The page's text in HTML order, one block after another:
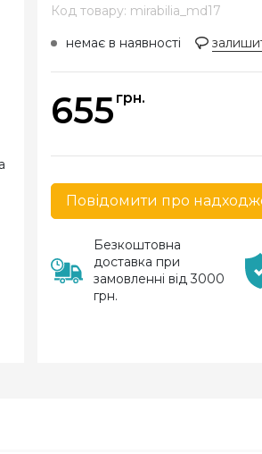
Код товару: mirabilia_md17
немає в наявності
655 грн.
Повідомити про
Безкоштовна
доставка при
замовленні від 3000
грн.